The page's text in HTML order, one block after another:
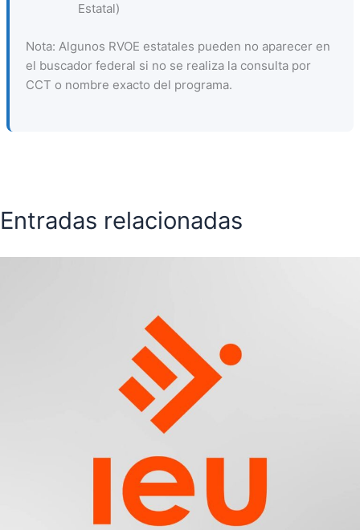
Estatal)
Nota: Algunos RVOE estatales pueden no aparecer en
el buscador federal si no se realiza la consulta por
CCT o nombre exacto del programa.
Entradas relacionadas